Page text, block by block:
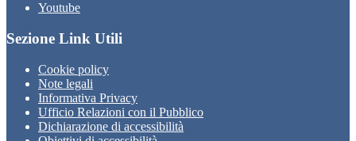
Youtube
Sezione Link Utili
Cookie policy
Note legali
Informativa Privacy
Ufficio Relazioni con il Pubblico
Dichiarazione di accessibilità